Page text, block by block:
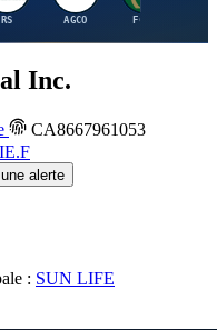
RS AGCO FCFS
Inc.
CA8667961053
alerte
: SUN LIFE